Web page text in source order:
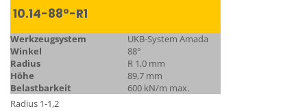
10.14-88°-R1
Werkzeugsystem
UKB-System Amada
Winkel
88°
Radius
R 1,0 mm
Höhe
89,7 mm
Belastbarkeit
600 kN/m max.
Radius 1-1,2